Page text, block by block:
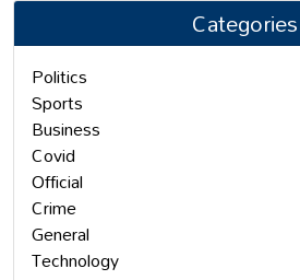
Categories
Politics
Sports
Business
Covid
Official
Crime
General
Technology